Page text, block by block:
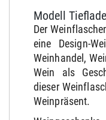
Modell
Der
eine Design-
Weinhandel,
Wein als
dieser
Weinpräsent.